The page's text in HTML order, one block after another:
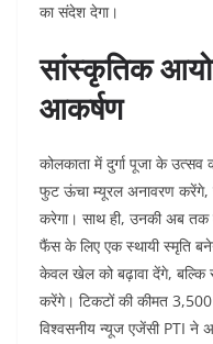
का संदेश देगा।
सांस्कृतिक
आकर्षण
कोलकाता में दुर्गा पूजा के
फुट ऊंचा म्यूरल अनावरण करेंगे,
करेगा। साथ ही, उनकी अब तक
फैंस के लिए एक स्थायी स्मृति
केवल खेल को बढ़ावा देंगे, बल्कि
करेंगे। टिकटों की कीमत
विश्वसनीय न्यूज एजेंसी PTI ने